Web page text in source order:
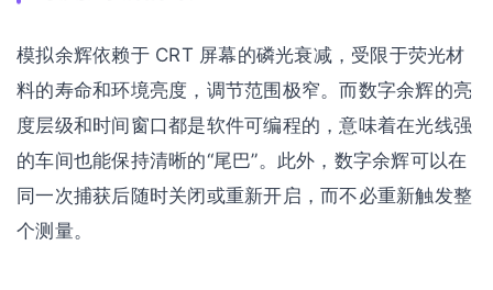
模拟余辉依赖于 CRT 屏幕的磷光衰减，受限于荧光材
料的寿命和环境亮度，调节范围极窄。而数字余辉的亮
度层级和时间窗口都是软件可编程的，意味着在光线强
的车间也能保持清晰的“尾巴”。此外，数字余辉可以在
同一次捕获后随时关闭或重新开启，而不必重新触发整
个测量。